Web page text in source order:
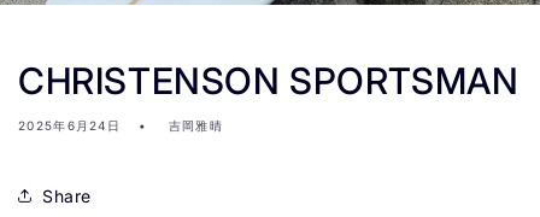
CHRISTENSON SPORTSMAN
2025年6月24日 吉岡雅晴
Share